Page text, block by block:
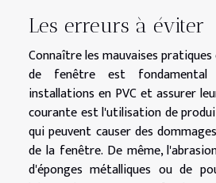
Les erreurs à éviter
Connaître les mauvaises
de fenêtre est
installations en PVC et assurer
courante est l'utilisation de
qui peuvent causer des
de la fenêtre. De même,
d'éponges métalliques ou de